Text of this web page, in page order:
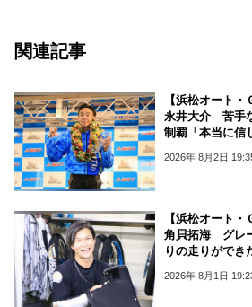
関連記事
【浜松オート
永井大介 苦手
制覇「本当に信
2026年 8月2日
【浜松オート
角貝拓海 グレ
りの走りができ
2026年 8月1日